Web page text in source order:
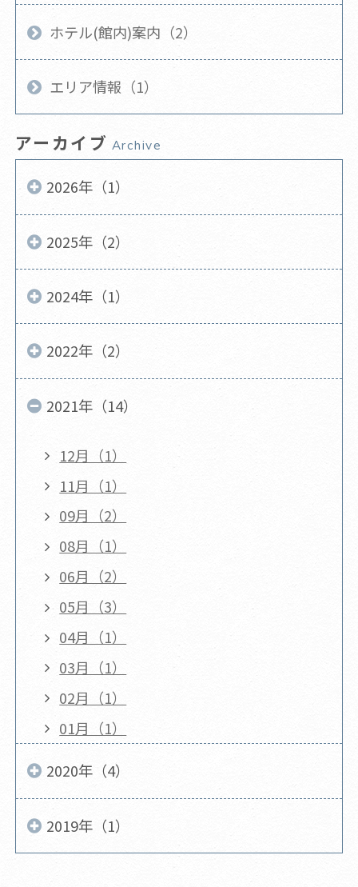
ホテル(館内)案内（2）
エリア情報（1）
アーカイブ Archive
2026年（1）
2025年（2）
2024年（1）
2022年（2）
2021年（14）
12月（1）
11月（1）
09月（2）
08月（1）
06月（2）
05月（3）
04月（1）
03月（1）
02月（1）
01月（1）
2020年（4）
2019年（1）